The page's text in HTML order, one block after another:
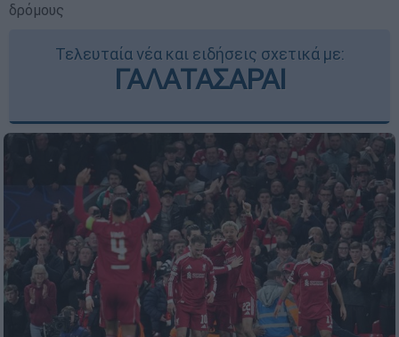
δρόμους
Τελευταία νέα και ειδήσεις σχετικά με:
ΓΑΛΑΤΑΣΑΡΑΙ